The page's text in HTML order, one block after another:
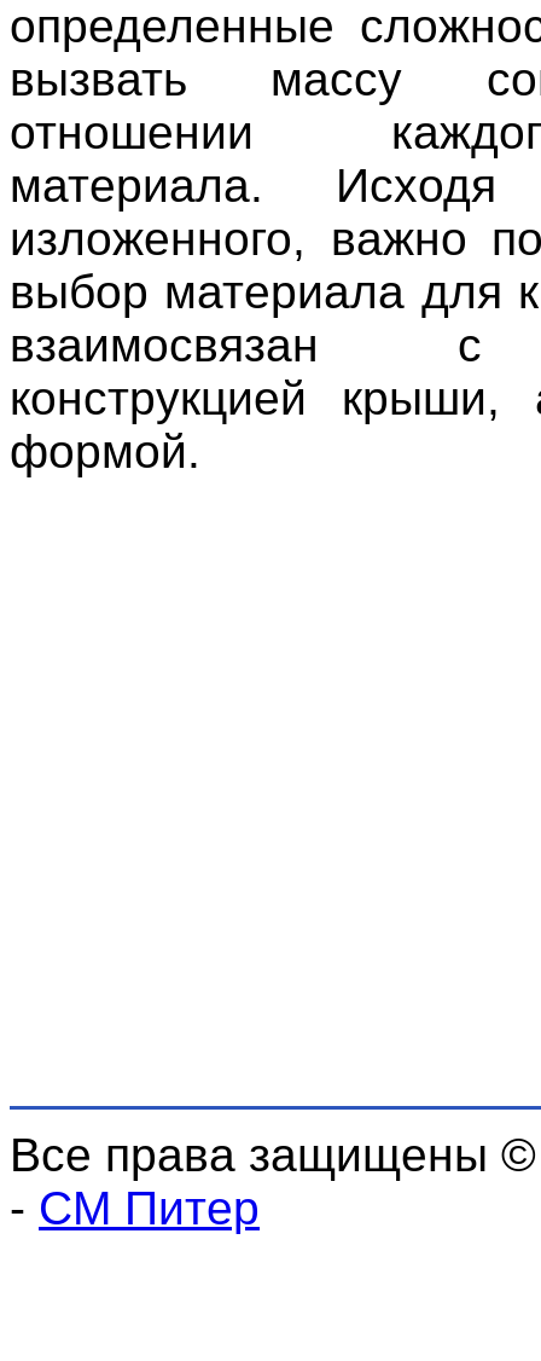
определенные
вызвать массу
отношении
материала.
изложенного, важно
выбор материала для
взаимосвязан
конструкцией
формой.
Все права защищены
- СМ Питер